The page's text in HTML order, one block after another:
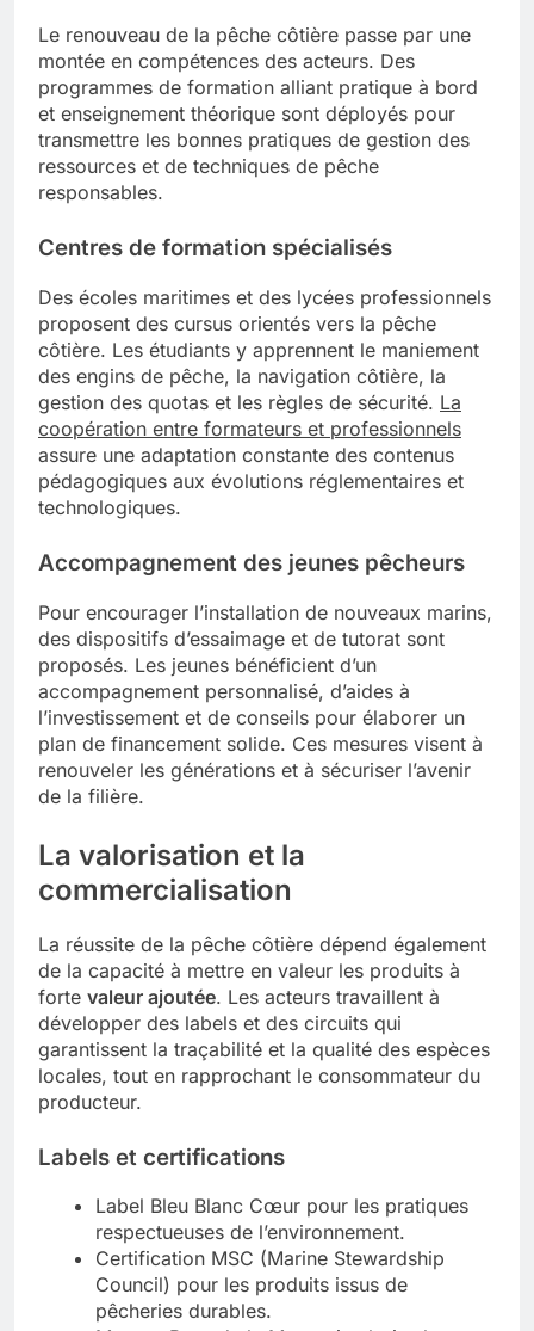
Le renouveau de la pêche côtière passe par une
montée en compétences des acteurs. Des
programmes de formation alliant pratique à bord
et enseignement théorique sont déployés pour
transmettre les bonnes pratiques de gestion des
ressources et de techniques de pêche
responsables.
Centres de formation spécialisés
Des écoles maritimes et des lycées professionnels
proposent des cursus orientés vers la pêche
côtière. Les étudiants y apprennent le maniement
des engins de pêche, la navigation côtière, la
gestion des quotas et les règles de sécurité. La
coopération entre formateurs et professionnels
assure une adaptation constante des contenus
pédagogiques aux évolutions réglementaires et
technologiques.
Accompagnement des jeunes pêcheurs
Pour encourager l’installation de nouveaux marins,
des dispositifs d’essaimage et de tutorat sont
proposés. Les jeunes bénéficient d’un
accompagnement personnalisé, d’aides à
l’investissement et de conseils pour élaborer un
plan de financement solide. Ces mesures visent à
renouveler les générations et à sécuriser l’avenir
de la filière.
La valorisation et la
commercialisation
La réussite de la pêche côtière dépend également
de la capacité à mettre en valeur les produits à
forte valeur ajoutée. Les acteurs travaillent à
développer des labels et des circuits qui
garantissent la traçabilité et la qualité des espèces
locales, tout en rapprochant le consommateur du
producteur.
Labels et certifications
Label Bleu Blanc Cœur pour les pratiques
respectueuses de l’environnement.
Certification MSC (Marine Stewardship
Council) pour les produits issus de
pêcheries durables.